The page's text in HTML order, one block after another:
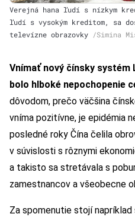
Verejná hana ľudí s nízkym
ľudí s vysokým kreditom, sa
televízne obrazovky /Simina
Vnímať nový čínsky systém
bolo hlboké nepochopenie
dôvodom, prečo väčšina
vníma pozitívne, je epidémia
posledné roky Čína čelila
v súvislosti s rôznymi
a takisto sa stretávala s
zamestnancov a všeobecne
Za spomenutie stojí